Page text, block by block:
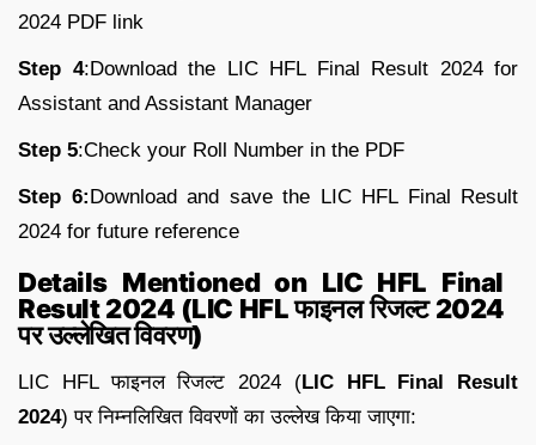
2024 PDF link
Step 4:Download the LIC HFL Final Result 2024 for
Assistant and Assistant Manager
Step 5:Check your Roll Number in the PDF
Step 6:Download and save the LIC HFL Final Result
2024 for future reference
Details Mentioned on LIC HFL Final
Result 2024 (LIC HFLफाइनल रिजल्ट2024
परउल्लेखितविवरण)
LIC HFL फाइनल रिजल्ट 2024 (LIC HFL Final Result
2024) पर निम्नलिखित विवरणों का उल्लेख किया जाएगा: